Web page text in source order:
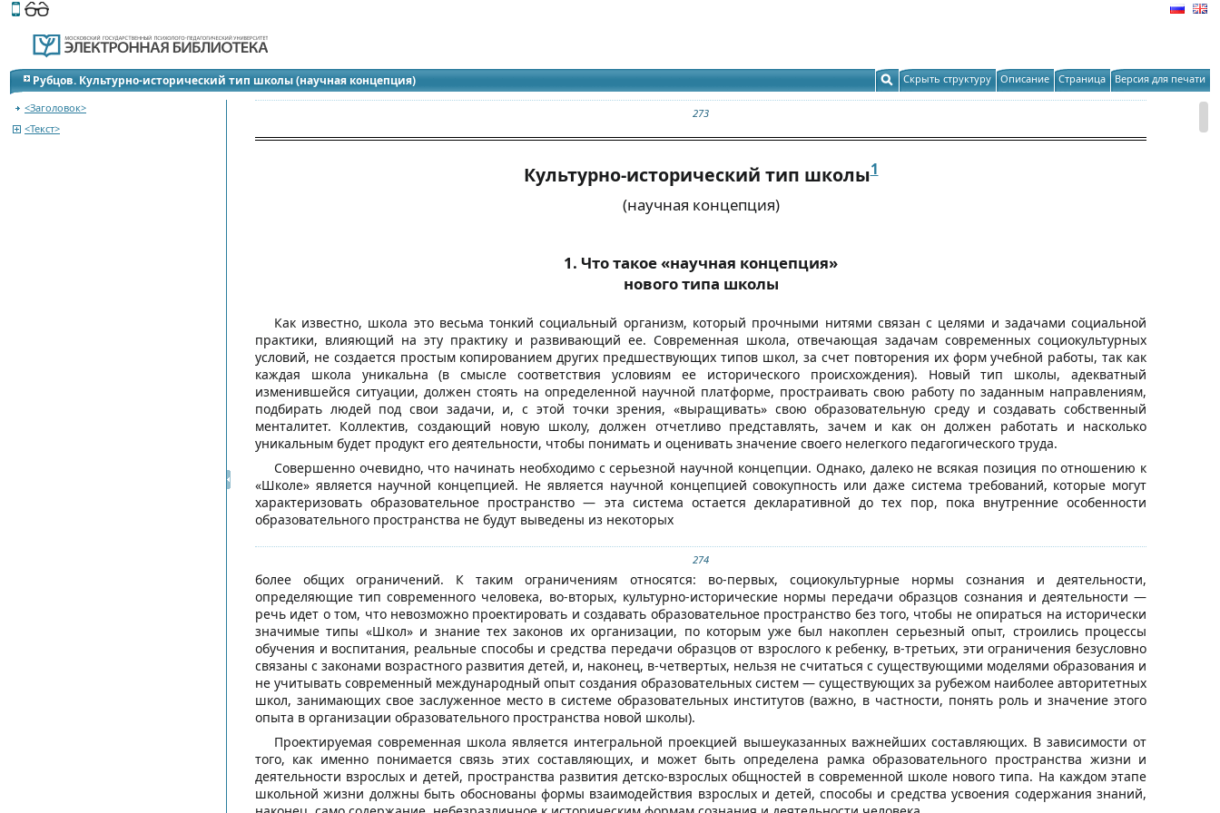
Этот сайт поддерживает
Рубцов. Культурно-исторический тип школы (научная концепция) Скрыть структуру Описание Страница Версия для печати
<Заголовок>
<Текст>
Переход к содержанию сборника
273
Культурно-исторический тип школы1
(научная концепция)
1. Что такое «научная концепция»
нового типа школы
Как известно, школа это весьма тонкий социальный организм, который прочными нитями связан с целями и задачами социальной
практики, влияющий на эту практику и развивающий ее. Современная школа, отвечающая задачам современных социокультурных
условий, не создается простым копированием других предшествующих типов школ, за счет повторения их форм учебной работы, так как
каждая школа уникальна (в смысле соответствия условиям ее исторического происхождения). Новый тип школы, адекватный
изменившейся ситуации, должен стоять на определенной научной платформе, простраивать свою работу по заданным направлениям,
подбирать людей под свои задачи, и, с этой точки зрения, «выращивать» свою образовательную среду и создавать собственный
менталитет. Коллектив, создающий новую школу, должен отчетливо представлять, зачем и как он должен работать и насколько
уникальным будет продукт его деятельности, чтобы понимать и оценивать значение своего нелегкого педагогического труда.
Совершенно очевидно, что начинать необходимо с серьезной научной концепции. Однако, далеко не всякая позиция по отношению к
«Школе» является научной концепцией. Не является научной концепцией совокупность или даже система требований, которые могут
характеризовать образовательное пространство — эта система остается декларативной до тех пор, пока внутренние особенности
образовательного пространства не будут выведены из некоторых
274
более общих ограничений. К таким ограничениям относятся: во-первых, социокультурные нормы сознания и деятельности,
определяющие тип современного человека, во-вторых, культурно-исторические нормы передачи образцов сознания и деятельности —
речь идет о том, что невозможно проектировать и создавать образовательное пространство без того, чтобы не опираться на исторически
значимые типы «Школ» и знание тех законов их организации, по которым уже был накоплен серьезный опыт, строились процессы
обучения и воспитания, реальные способы и средства передачи образцов от взрослого к ребенку, в-третьих, эти ограничения безусловно
связаны с законами возрастного развития детей, и, наконец, в-четвертых, нельзя не считаться с существующими моделями образования и
не учитывать современный международный опыт создания образовательных систем — существующих за рубежом наиболее авторитетных
школ, занимающих свое заслуженное место в системе образовательных институтов (важно, в частности, понять роль и значение этого
опыта в организации образовательного пространства новой школы).
Проектируемая современная школа является интегральной проекцией вышеуказанных важнейших составляющих. В зависимости от
того, как именно понимается связь этих составляющих, и может быть определена рамка образовательного пространства жизни и
деятельности взрослых и детей, пространства развития детско-взрослых общностей в современной школе нового типа. На каждом этапе
школьной жизни должны быть обоснованы формы взаимодействия взрослых и детей, способы и средства усвоения содержания знаний,